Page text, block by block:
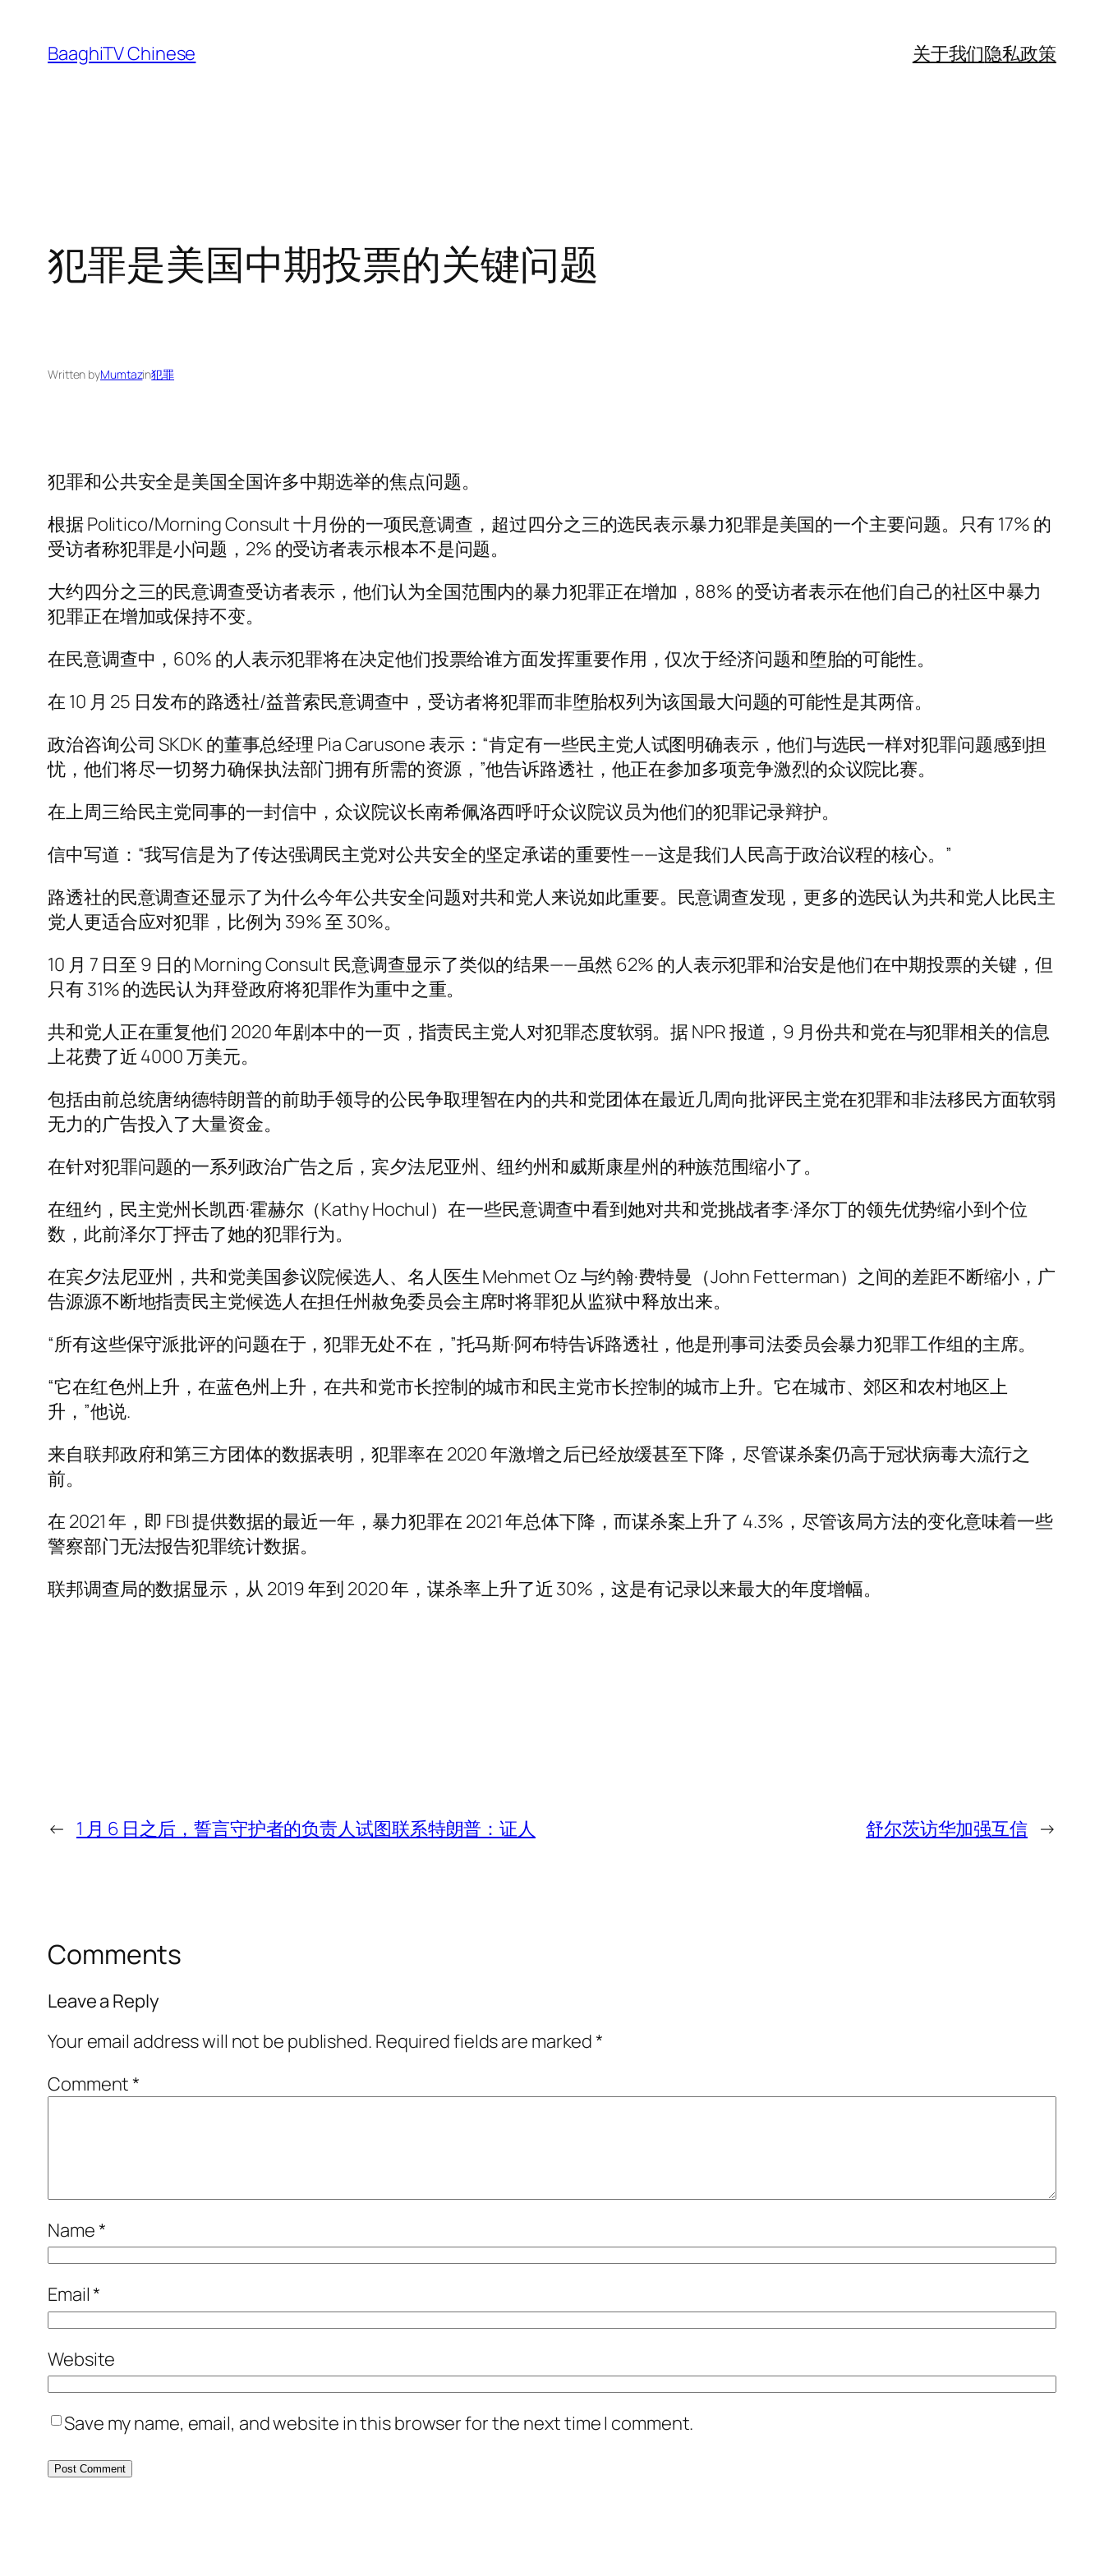
content
BaaghiTV Chinese 关于我们隐私政策
犯罪是美国中期投票的关键问题
Written byMumtazin犯罪
犯罪和公共安全是美国全国许多中期选举的焦点问题。
根据 Politico/Morning Consult 十月份的一项民意调查，超过四分之三的选民表示暴力犯罪是美国的一个主要问题。只有 17% 的
受访者称犯罪是小问题，2% 的受访者表示根本不是问题。
大约四分之三的民意调查受访者表示，他们认为全国范围内的暴力犯罪正在增加，88% 的受访者表示在他们自己的社区中暴力
犯罪正在增加或保持不变。
在民意调查中，60% 的人表示犯罪将在决定他们投票给谁方面发挥重要作用，仅次于经济问题和堕胎的可能性。
在 10 月 25 日发布的路透社/益普索民意调查中，受访者将犯罪而非堕胎权列为该国最大问题的可能性是其两倍。
政治咨询公司 SKDK 的董事总经理 Pia Carusone 表示：“肯定有一些民主党人试图明确表示，他们与选民一样对犯罪问题感到担
忧，他们将尽一切努力确保执法部门拥有所需的资源，”他告诉路透社，他正在参加多项竞争激烈的众议院比赛。
在上周三给民主党同事的一封信中，众议院议长南希佩洛西呼吁众议院议员为他们的犯罪记录辩护。
信中写道：“我写信是为了传达强调民主党对公共安全的坚定承诺的重要性——这是我们人民高于政治议程的核心。”
路透社的民意调查还显示了为什么今年公共安全问题对共和党人来说如此重要。民意调查发现，更多的选民认为共和党人比民主
党人更适合应对犯罪，比例为 39% 至 30%。
10 月 7 日至 9 日的 Morning Consult 民意调查显示了类似的结果——虽然 62% 的人表示犯罪和治安是他们在中期投票的关键，但
只有 31% 的选民认为拜登政府将犯罪作为重中之重。
共和党人正在重复他们 2020 年剧本中的一页，指责民主党人对犯罪态度软弱。据 NPR 报道，9 月份共和党在与犯罪相关的信息
上花费了近 4000 万美元。
包括由前总统唐纳德特朗普的前助手领导的公民争取理智在内的共和党团体在最近几周向批评民主党在犯罪和非法移民方面软弱
无力的广告投入了大量资金。
在针对犯罪问题的一系列政治广告之后，宾夕法尼亚州、纽约州和威斯康星州的种族范围缩小了。
在纽约，民主党州长凯西·霍赫尔（Kathy Hochul）在一些民意调查中看到她对共和党挑战者李·泽尔丁的领先优势缩小到个位
数，此前泽尔丁抨击了她的犯罪行为。
在宾夕法尼亚州，共和党美国参议院候选人、名人医生 Mehmet Oz 与约翰·费特曼（John Fetterman）之间的差距不断缩小，广
告源源不断地指责民主党候选人在担任州赦免委员会主席时将罪犯从监狱中释放出来。
“所有这些保守派批评的问题在于，犯罪无处不在，”托马斯·阿布特告诉路透社，他是刑事司法委员会暴力犯罪工作组的主席。
“它在红色州上升，在蓝色州上升，在共和党市长控制的城市和民主党市长控制的城市上升。它在城市、郊区和农村地区上
升，”他说.
来自联邦政府和第三方团体的数据表明，犯罪率在 2020 年激增之后已经放缓甚至下降，尽管谋杀案仍高于冠状病毒大流行之
前。
在 2021 年，即 FBI 提供数据的最近一年，暴力犯罪在 2021 年总体下降，而谋杀案上升了 4.3%，尽管该局方法的变化意味着一些
警察部门无法报告犯罪统计数据。
联邦调查局的数据显示，从 2019 年到 2020 年，谋杀率上升了近 30%，这是有记录以来最大的年度增幅。
← 1 月 6 日之后，誓言守护者的负责人试图联系特朗普：证人 舒尔茨访华加强互信 →
Comments
Leave a Reply
Your email address will not be published. Required fields are marked*
Comment*
Name*
Email*
Website
Save my name, email, and website in this browser for the next time I comment.